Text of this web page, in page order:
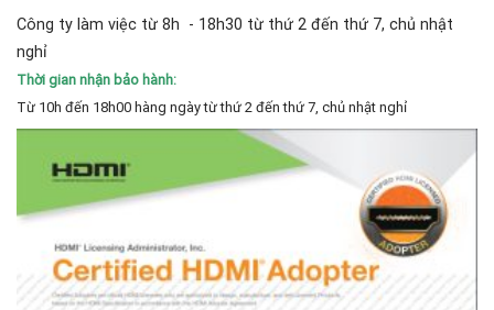
Công ty làm việc từ 8h - 18h30 từ thứ 2 đến thứ 7, chủ nhật
nghỉ
Thời gian nhận bảo hành:
Từ 10h đến 18h00 hàng ngày từ thứ 2 đến thứ 7, chủ nhật nghỉ